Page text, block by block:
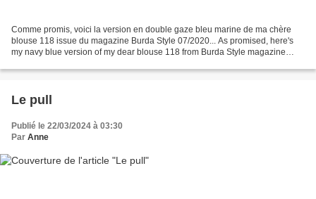
Comme promis, voici la version en double gaze bleu marine de ma chère
blouse 118 issue du magazine Burda Style 07/2020... As promised, here's
my navy blue version of my dear blouse 118 from Burda Style magazine
Le pull
Publié le 22/03/2024 à 03:30
Par Anne